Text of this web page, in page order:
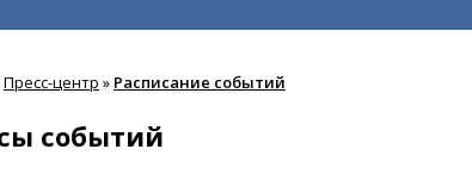
Пресс-центр » Расписание событий
событий